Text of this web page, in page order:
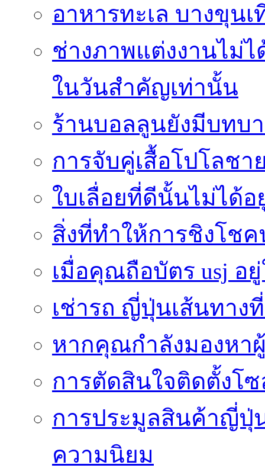
อาหารทะเล บางขุน
ช่างภาพแต่งงานไม่
ในวันสำคัญเท่านั้น
ร้านบอลลูนยังมีบทบ
การจับคู่เสื้อโปโลชา
ใบเลื่อยที่ดีนั้นไม่ได้
สิ่งที่ทำให้การชิงโช
เมื่อคุณถือบัตร usj อ
เช่ารถ ญี่ปุ่นเส้นทาง
หากคุณกำลังมองหา
การตัดสินใจติดตั้งโซ
การประมูลสินค้าญี่ปุ่
ความนิยม